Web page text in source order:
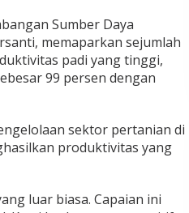
Sumber Daya
memaparkan sejumlah
padi yang tinggi,
99 persen dengan
sektor pertanian di
produktivitas yang
luar biasa. Capaian ini